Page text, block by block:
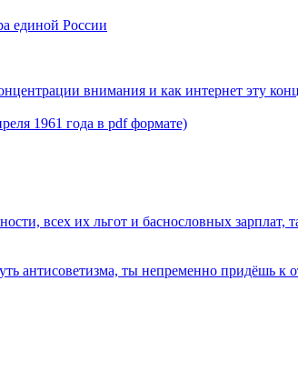
единой России
внимания и как интернет эту
1961 года в pdf формате)
всех их льгот и баснословных зарплат,
антисоветизма, ты непременно придёшь к